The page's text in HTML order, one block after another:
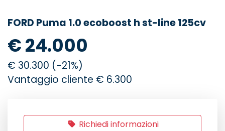
FORD Puma 1.0 ecoboost h st-line 125cv
€ 24.000
€ 30.300 (-21%)
Vantaggio cliente € 6.300
Richiedi informazioni